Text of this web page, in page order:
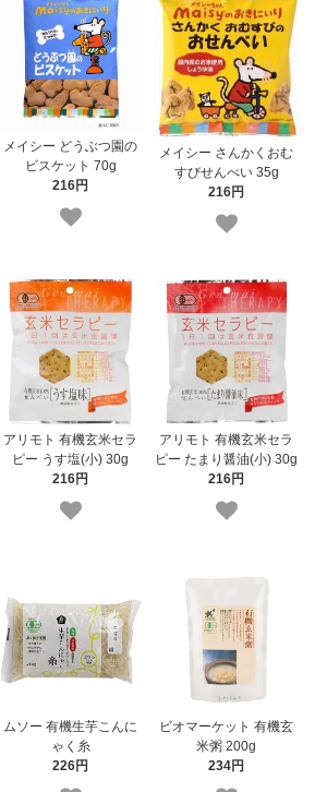
メイシー どうぶつ園の
ビスケット 70g
216円
メイシー さんかくおむ
すびせんべい 35g
216円
アリモト 有機玄米セラ
ピー うす塩(小) 30g
216円
アリモト 有機玄米セラ
ピー たまり醤油(小) 30g
216円
ムソー 有機生芋こんに
ゃく糸
226円
ビオマーケット 有機玄
米粥 200g
234円